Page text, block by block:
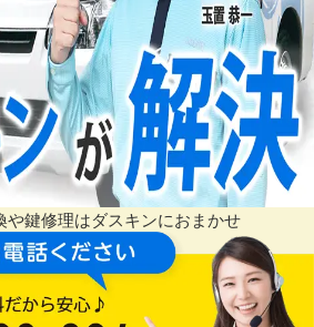
や鍵修理はダスキンにおまかせ